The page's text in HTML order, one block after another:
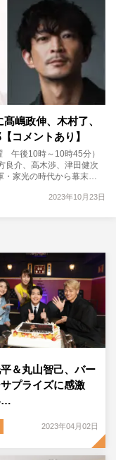
嶋政伸、木村了、
コメントあり】
午後10時～10時45分）
良介、高木渉、津田健次
家光の時代から幕末…
2023年10月23日
＆丸山智己、バー
プライズに感激
…
2023年04月02日